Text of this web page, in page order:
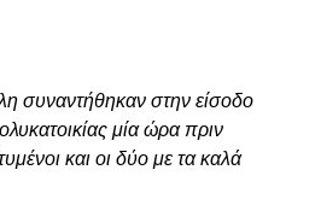
συναντήθηκαν στην είσοδο
μία ώρα πριν
και οι δύο με τα καλά